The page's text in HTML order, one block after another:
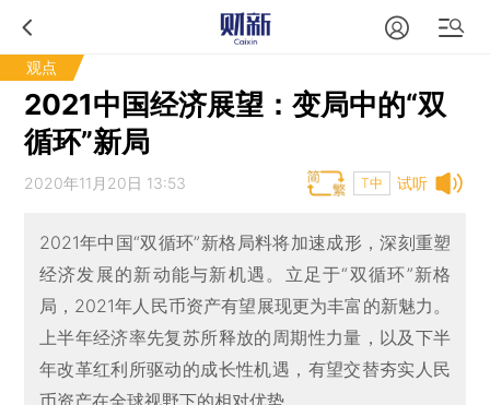
观点
2021中国经济展望：变局中的“双
循环”新局
试听
2020年11月20日 13:53 T中
2021年中国“双循环”新格局料将加速成形，深刻重塑
经济发展的新动能与新机遇。立足于“双循环”新格
局，2021年人民币资产有望展现更为丰富的新魅力。
上半年经济率先复苏所释放的周期性力量，以及下半
年改革红利所驱动的成长性机遇，有望交替夯实人民